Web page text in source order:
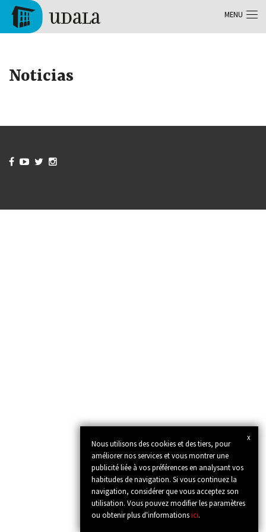
Aller au contenu principal
Noticias
x
Nous utilisons des cookies et des tiers, pour
améliorer nos services et vous montrer une
publicité liée à vos préférences en analysant vos
habitudes de navigation. Si vous continuez la
navigation, considérer que vous acceptez son
utilisation. Vous pouvez modifier les paramètres
ou obtenir plus d'informationsici.
   
MENU